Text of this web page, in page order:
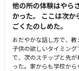
他の所の体験はやら
かった。 ここは次か
ごくたのしめた。
おだやかな話し方で、教
子供の欲しいタイミン
で、次のステップと先
った。家からも学校か